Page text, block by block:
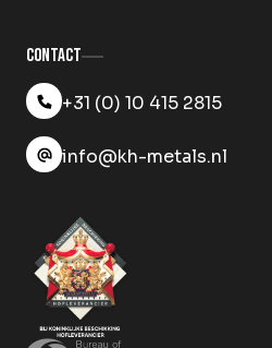
Contact
+31 (0) 10 415 2815
info@kh-metals.nl